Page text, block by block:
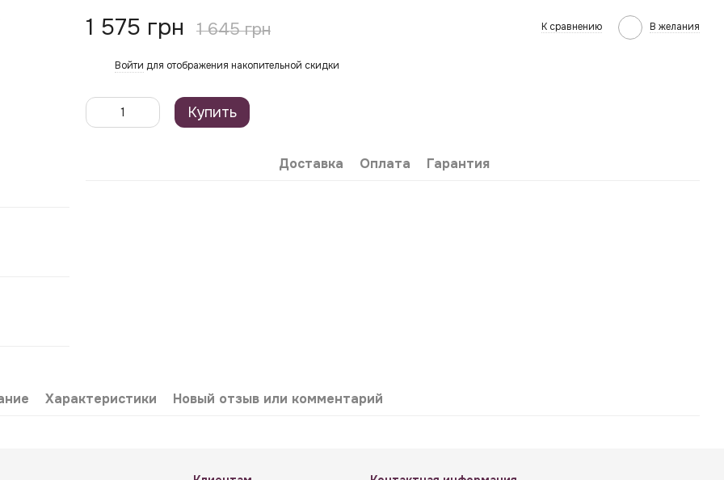
1 575 грн 1 645 грн К сравнению В желания
Войти для отображения накопительной скидки
Купить
Доставка Оплата Гарантия
Характеристики Новый отзыв или комментарий